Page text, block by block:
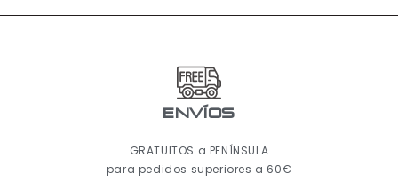
ENVÍOS
GRATUITOS a PENÍNSULA
para pedidos superiores a 60€